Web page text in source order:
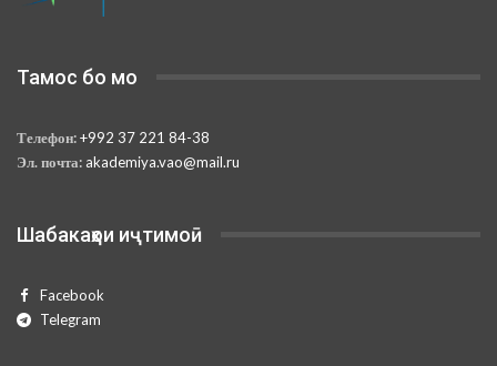
Тамос бо мо
Телефон:+992 37 221 84-38
Эл. почта: akademiya.vao@mail.ru
Шабакаҳои иҷтимоӣ
Facebook
Telegram